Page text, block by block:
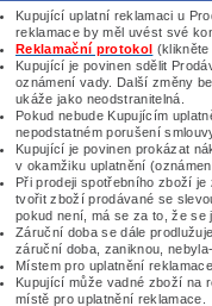
Kupující uplatní reklamaci u
reklamace by měl uvést své
Reklamační protokol
Kupující je povinen sdělit
oznámení vady. Další změny
ukáže jako neodstranitelná.
Pokud nebude Kupujícím
nepodstatném porušení
Kupující je povinen prokázat
v okamžiku uplatnění
Při prodeji spotřebního zboží je
tvořit zboží prodávané se
pokud není, má se za to, že se
Záruční doba se dále
záruční doba, zaniknou,
Místem pro uplatnění
Kupující může vadné zboží na
místě pro uplatnění reklamace.